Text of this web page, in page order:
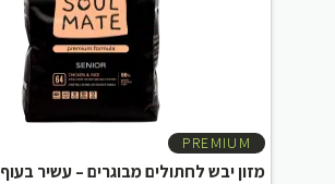
PREMIUM
מזון יבש לחתולים מבוגרים – עשיר בעוף